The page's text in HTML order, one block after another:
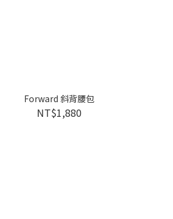
Forward 斜背腰包
NT$1,880